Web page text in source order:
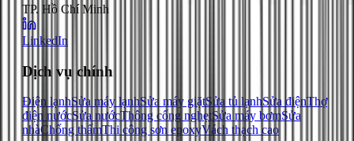
TP. Hồ Chí Minh
LinkedIn
Dịch vụ chính
Điện lạnhSửa máy lạnhSửa máy giặtSửa tủ lạnhSửa điệnThợ
điện nướcSửa nướcThông cống nghẹtSửa máy bơmSửa
nhàChống thấmThi công sơn epoxyVách thạch cao